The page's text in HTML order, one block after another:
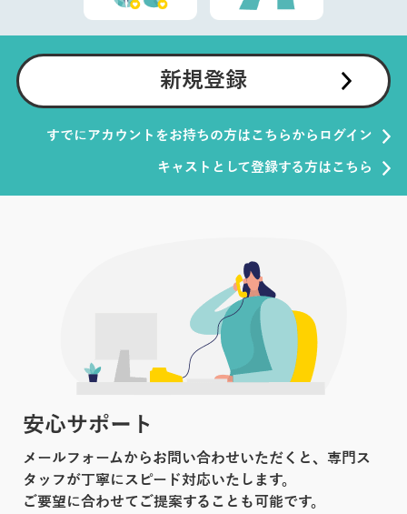
新規登録
すでにアカウントをお持ちの方はこちらからログイン
キャストとして登録する方はこちら
安心サポート
メールフォームからお問い合わせいただくと、専門ス
タッフが丁寧にスピード対応いたします。
ご要望に合わせてご提案することも可能です。